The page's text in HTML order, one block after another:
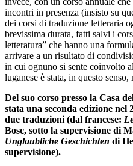
incontri in presenza (insisto su
dei corsi di traduzione letteraria
brevissima durata, fatti salvi i
letteratura” che hanno una
arrivare a un risultato di
in cui ognuno si sente coinvolto
luganese è stata, in questo
Del suo corso presso la Casa
stata una seconda edizione nel
due traduzioni (dal francese:
Bosc, sotto la supervisione di
Unglaubliche Geschichten di
supervisione).